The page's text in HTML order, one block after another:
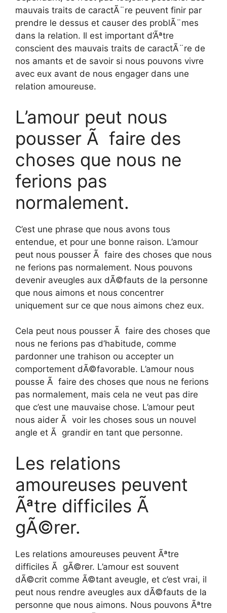
mauvais traits de caractÃ¨re peuvent finir par
prendre le dessus et causer des problÃ¨mes
dans la relation. Il est important d’Ãªtre
conscient des mauvais traits de caractÃ¨re de
nos amants et de savoir si nous pouvons vivre
avec eux avant de nous engager dans une
relation amoureuse.
L’amour peut nous
pousser Ã faire des
choses que nous ne
ferions pas
normalement.
C’est une phrase que nous avons tous
entendue, et pour une bonne raison. L’amour
peut nous pousser Ã faire des choses que nous
ne ferions pas normalement. Nous pouvons
devenir aveugles aux dÃ©fauts de la personne
que nous aimons et nous concentrer
uniquement sur ce que nous aimons chez eux.
Cela peut nous pousser Ã faire des choses que
nous ne ferions pas d’habitude, comme
pardonner une trahison ou accepter un
comportement dÃ©favorable. L’amour nous
pousse Ã faire des choses que nous ne ferions
pas normalement, mais cela ne veut pas dire
que c’est une mauvaise chose. L’amour peut
nous aider Ã voir les choses sous un nouvel
angle et Ã grandir en tant que personne.
Les relations
amoureuses peuvent
Ãªtre difficiles Ã
gÃ©rer.
Les relations amoureuses peuvent Ãªtre
difficiles Ã gÃ©rer. L’amour est souvent
dÃ©crit comme Ã©tant aveugle, et c’est vrai, il
peut nous rendre aveugles aux dÃ©fauts de la
personne que nous aimons. Nous pouvons Ãªtre